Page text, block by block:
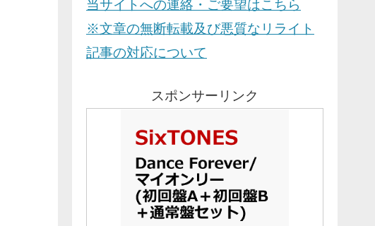
当サイトへの連絡・ご要望はこちら
※文章の無断転載及び悪質なリライト
記事の対応について
スポンサーリンク